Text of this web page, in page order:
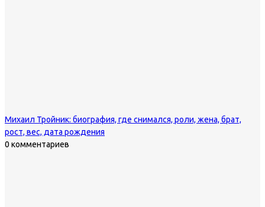
Михаил Тройник: биография, где снимался, роли, жена, брат,
рост, вес, дата рождения
0 комментариев